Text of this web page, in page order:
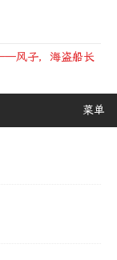
风子，海盗船长
菜单